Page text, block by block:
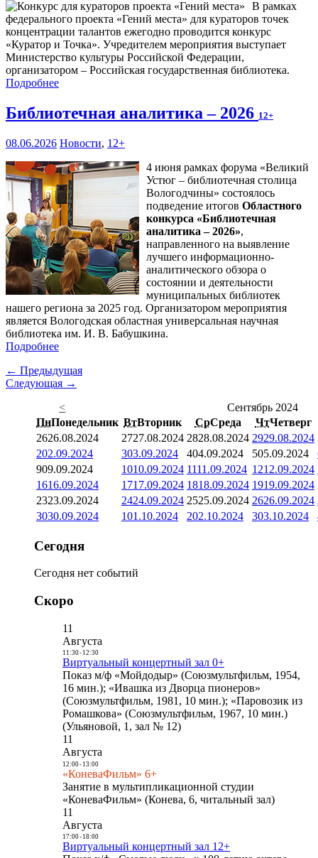
В рамках
федерального проекта «Гений места» для кураторов точек
концентрации талантов ежегодно проводится конкурс
«Куратор и Точка». Учредителем мероприятия выступает
Министерство культуры Российской Федерации,
организатором – Российская государственная библиотека.
Подробнее
Библиотечная аналитика – 2026 12+
08.06.2026 Новости, 12+
4 июня рамках форума «Великий
Устюг – библиотечная столица
Вологодчины» состоялось
подведение итогов Областного
конкурса «Библиотечная
аналитика – 2026»,
направленного на выявление
лучшего информационно-
аналитического обзора о
состоянии и деятельности
муниципальных библиотек
нашего региона за 2025 год. Организатором мероприятия
является Вологодская областная универсальная научная
библиотека им. И. В. Бабушкина.
Подробнее
← Предыдущая
Следующая →
<
Сентябрь 2024
ПнПонедельник ВтВторник СрСреда ЧтЧетверг
2626.08.2024 2727.08.2024 2828.08.2024 2929.08.2024
202.09.2024 303.09.2024 404.09.2024 505.09.2024
909.09.2024 1010.09.2024 1111.09.2024 1212.09.2024
1616.09.2024 1717.09.2024 1818.09.2024 1919.09.2024
2323.09.2024 2424.09.2024 2525.09.2024 2626.09.2024
3030.09.2024 101.10.2024 202.10.2024 303.10.2024
Сегодня
Сегодня нет событий
Скоро
11
Августа
11:30- 12:30
Виртуальный концертный зал 0+
Показ м/ф «Мойдодыр» (Союзмультфильм, 1954,
16 мин.); «Ивашка из Дворца пионеров»
(Союзмультфильм, 1981, 10 мин.); «Паровозик из
Ромашкова» (Союзмультфильм, 1967, 10 мин.)
(Ульяновой, 1, зал № 12)
11
Августа
12:00- 13:00
«КоневаФильм» 6+
Занятие в мультипликационной студии
«КоневаФильм» (Конева, 6, читальный зал)
11
Августа
17:00- 18:00
Виртуальный концертный зал 12+